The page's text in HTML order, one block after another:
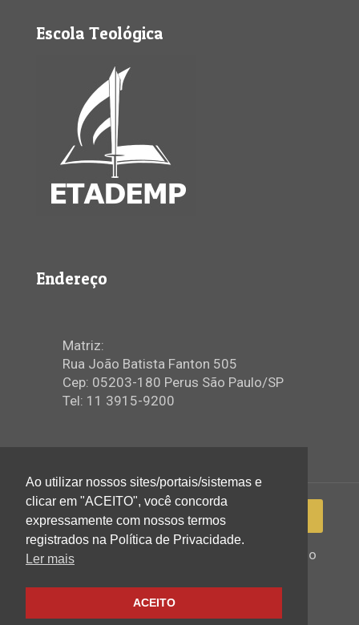
Escola Teológica
Endereço
Matriz:
Rua João Batista Fanton 505
Cep: 05203-180 Perus São Paulo/SP
Tel: 11 3915-9200
2022 © Igreja Assembleia de Deus Ministério
Ao utilizar nossos sites/portais/sistemas e
clicar em "ACEITO", você concorda
expressamente com nossos termos
registrados na Política de Privacidade.
Ler mais
ACEITO